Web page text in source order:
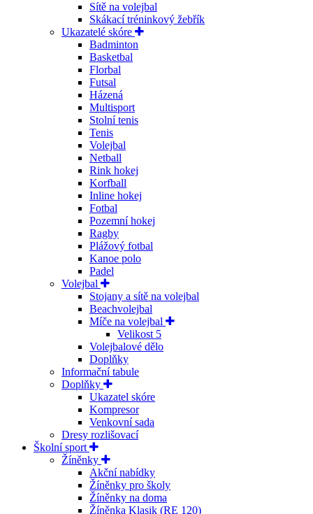
Sítě na volejbal
Skákací tréninkový žebřík
Ukazatelé skóre
Badminton
Basketbal
Florbal
Futsal
Házená
Multisport
Stolní tenis
Tenis
Volejbal
Netball
Rink hokej
Korfball
Inline hokej
Fotbal
Pozemní hokej
Ragby
Plážový fotbal
Kanoe polo
Padel
Volejbal
Stojany a sítě na volejbal
Beachvolejbal
Míče na volejbal
Velikost 5
Volejbalové dělo
Doplňky
Informační tabule
Doplňky
Ukazatel skóre
Kompresor
Venkovní sada
Dresy rozlišovací
Školní sport
Žíněnky
Akční nabídky
Žíněnky pro školy
Žíněnky na doma
Žíněnka Klasik (RE 120)